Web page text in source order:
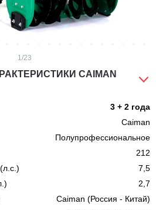
1 /23
CAIMAN
3 + 2 года
Caiman
Полупрофессиональное
212
7,5
2,7
Caiman (Россия - Китай)